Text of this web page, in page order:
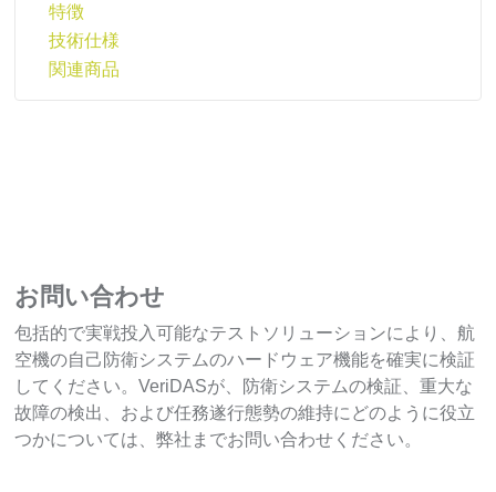
特徴
技術仕様
関連商品
お問い合わせ
包括的で実戦投入可能なテストソリューションにより、航
空機の自己防衛システムのハードウェア機能を確実に検証
してください。VeriDASが、防衛システムの検証、重大な
故障の検出、および任務遂行態勢の維持にどのように役立
つかについては、弊社までお問い合わせください。